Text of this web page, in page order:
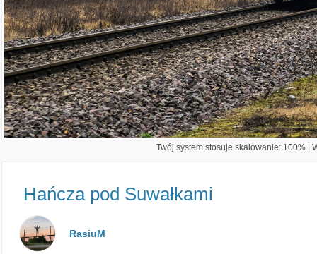
Twój system stosuje skalowanie: 100% |
Hańcza pod Suwałkami
RasiuM